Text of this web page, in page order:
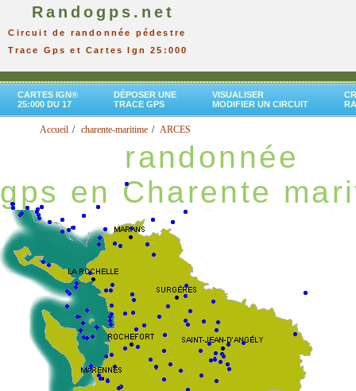
Randogps.net
Circuit de randonnée pédestre
Trace Gps et Cartes Ign 25:000
CARTES IGN®
25:000 DU 17
DÉPOSER UNE
TRACE GPS
VISUALISER
MODIFIER UN CIRCUIT
Accueil charente-maritime ARCES
randonnée
gps en Charente